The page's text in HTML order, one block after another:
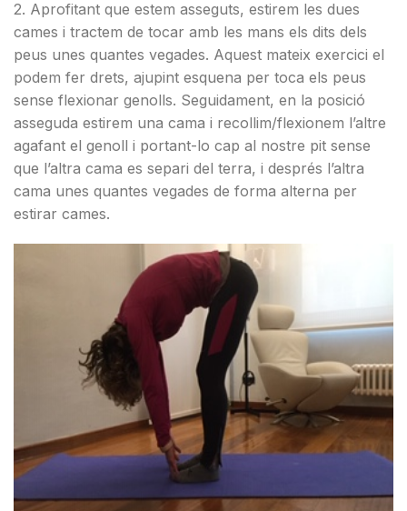
2. Aprofitant que estem asseguts, estirem les dues
cames i tractem de tocar amb les mans els dits dels
peus unes quantes vegades. Aquest mateix exercici el
podem fer drets, ajupint esquena per toca els peus
sense flexionar genolls. Seguidament, en la posició
asseguda estirem una cama i recollim/flexionem l’altre
agafant el genoll i portant-lo cap al nostre pit sense
que l’altra cama es separi del terra, i després l’altra
cama unes quantes vegades de forma alterna per
estirar cames.